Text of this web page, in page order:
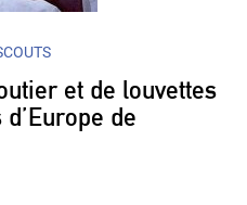
et de louvettes
de